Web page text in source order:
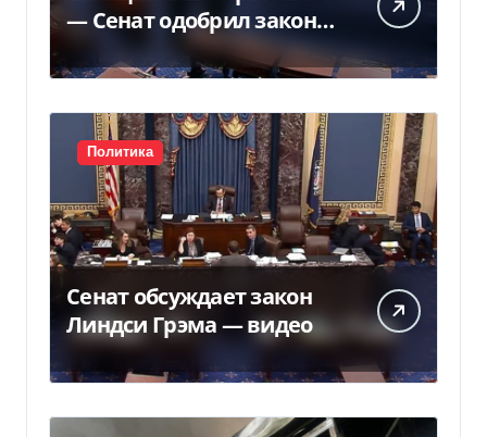
— Сенат одобрил закон
Грема — Фокус
Политика
Сенат обсуждает закон
Линдси Грэма — видео